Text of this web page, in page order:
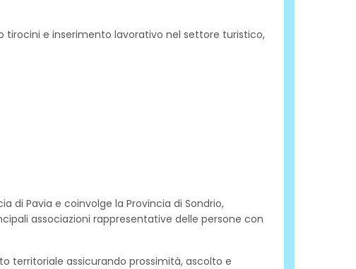
tirocini e inserimento lavorativo nel settore turistico,
di Pavia e coinvolge la Provincia di Sondrio,
associazioni rappresentative delle persone con
territoriale assicurando prossimità, ascolto e